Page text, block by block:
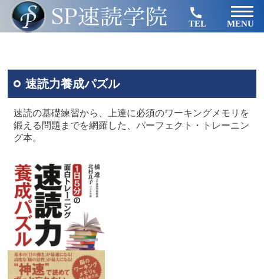
TEL MENU
速読力養成パズル
速読の基礎練習から、上達に必須のワーキングメモリを
鍛える問題までを網羅した、パーフェクト・トレーニン
グ本。